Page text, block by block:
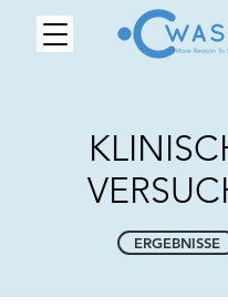
ERGEBNISSE